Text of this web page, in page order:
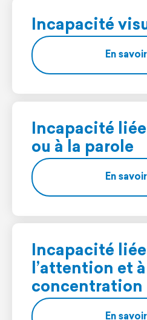
Incapacité
En
Incapacité
ou à la parole
En
Incapacité liée
l’attention et
concentration
En